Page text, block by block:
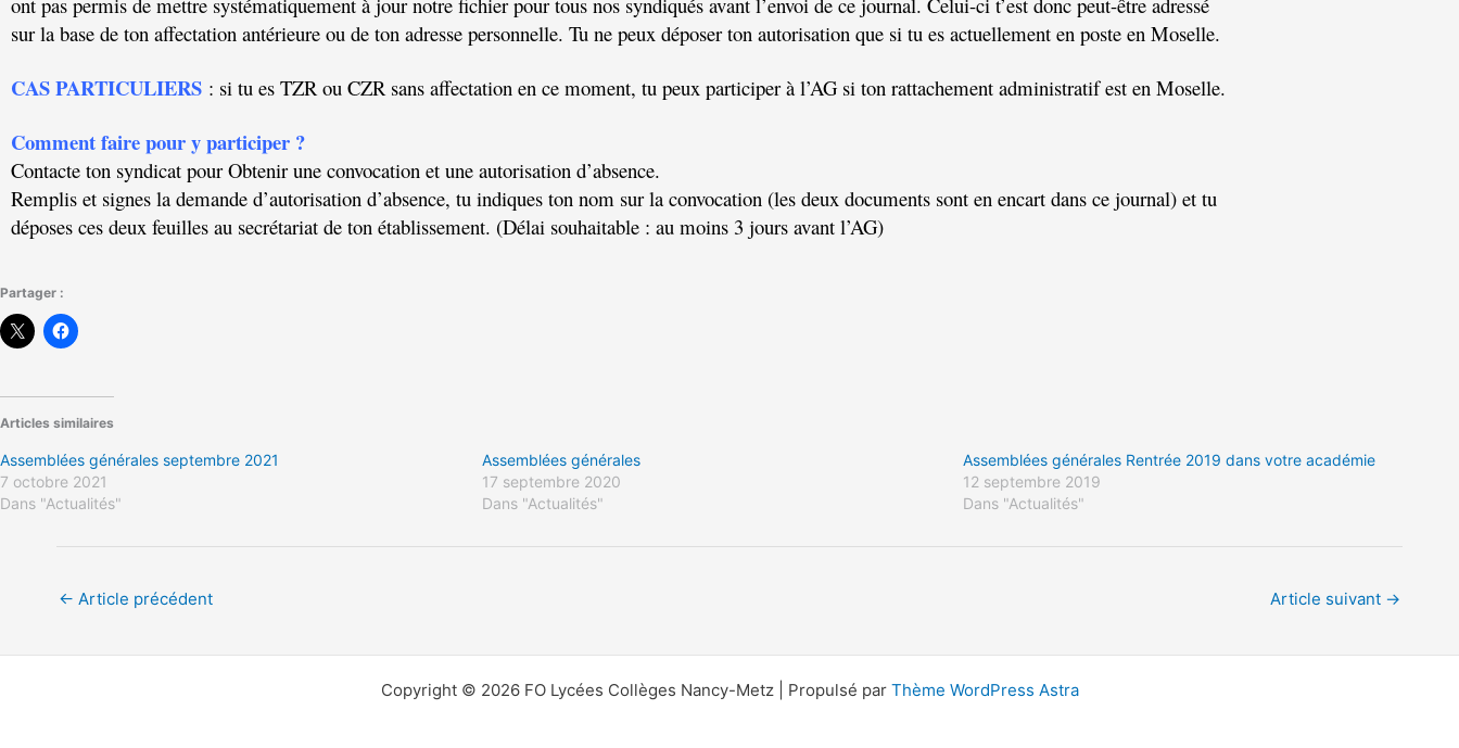
sur la base de ton aﬀectation antérieure ou de ton adresse personnelle. Tu ne peux déposer ton autorisation que si tu es actuellement en poste en Moselle.
CAS PARTICULIERS : si tu es TZR ou CZR sans affectation en ce moment, tu peux participer à l’AG si ton rattachement administratif est en Moselle.
Comment faire pour y participer ?
Contacte ton syndicat pour Obtenir une convocation et une autorisation d’absence.
Remplis et signes la demande d’autorisation d’absence, tu indiques ton nom sur la convocation (les deux documents sont en encart dans ce journal) et tu
déposes ces deux feuilles au secrétariat de ton établissement. (Délai souhaitable : au moins 3 jours avant l’AG)
Partager :
Articles similaires
Assemblées générales septembre 2021
7 octobre 2021
Dans "Actualités"
Assemblées générales
17 septembre 2020
Dans "Actualités"
Assemblées générales Rentrée 2019 dans votre académie
12 septembre 2019
Dans "Actualités"
← Article précédent Article suivant →
Copyright © 2026 FO Lycées Collèges Nancy-Metz | Propulsé par Thème WordPress Astra